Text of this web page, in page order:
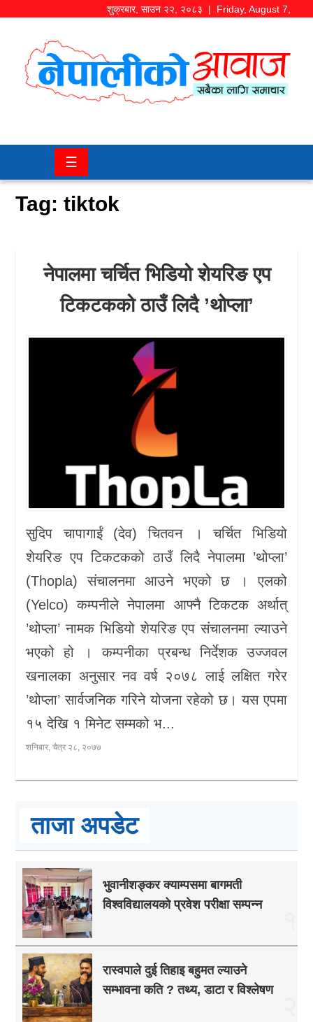
शुक्रबार, साउन २२, २०८३ | Friday, August 7,
समाज/
चितवन
कला/
खेलकुद
विचार/
अन्तर्वार्ता
☰
Tag:tiktok
नेपालमा चर्चित भिडियो शेयरिङ एप
टिकटकको ठाउँ लिदै ’थोप्ला’
सुदिप चापागाईं (देव) चितवन । चर्चित भिडियो
शेयरिङ एप टिकटकको ठाउँ लिदै नेपालमा ’थोप्ला’
(Thopla) संचालनमा आउने भएको छ । एलको
(Yelco) कम्पनीले नेपालमा आफ्नै टिकटक अर्थात्
’थोप्ला’ नामक भिडियो शेयरिङ एप संचालनमा ल्याउने
भएको हो । कम्पनीका प्रबन्ध निर्देशक उज्जवल
खनालका अनुसार नव वर्ष २०७८ लाई लक्षित गरेर
’थोप्ला’ सार्वजनिक गरिने योजना रहेको छ। यस एपमा
१५ देखि १ मिनेट सम्मको भ...
शनिबार, चैत्र २८, २०७७
ताजा अपडेट
भुवानीशङ्कर क्याम्पसमा बागमती
विश्वविद्यालयको प्रवेश परीक्षा सम्पन्न
रास्वपाले दुई तिहाइ बहुमत ल्याउने
सम्भावना कति ? तथ्य, डाटा र विश्लेषण